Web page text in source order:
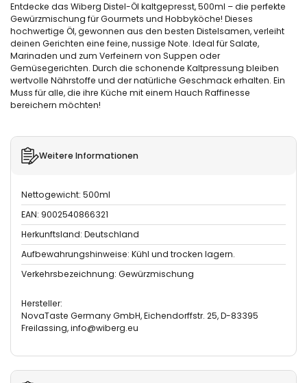
Entdecke das Wiberg Distel-Öl kaltgepresst, 500ml – die perfekte
Gewürzmischung für Gourmets und Hobbyköche! Dieses
hochwertige Öl, gewonnen aus den besten Distelsamen, verleiht
deinen Gerichten eine feine, nussige Note. Ideal für Salate,
Marinaden und zum Verfeinern von Suppen oder
Gemüsegerichten. Durch die schonende Kaltpressung bleiben
wertvolle Nährstoffe und der natürliche Geschmack erhalten. Ein
Muss für alle, die ihre Küche mit einem Hauch Raffinesse
bereichern möchten!
Weitere Informationen
Nettogewicht: 500ml
EAN: 9002540866321
Herkunftsland: Deutschland
Aufbewahrungshinweise: Kühl und trocken lagern.
Verkehrsbezeichnung: Gewürzmischung
Hersteller:
NovaTaste Germany GmbH, Eichendorffstr. 25, D-83395
Freilassing, info@wiberg.eu